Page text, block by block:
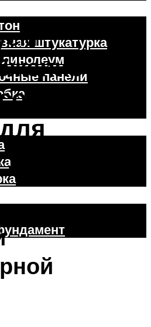
штукатурка
панели
с
и